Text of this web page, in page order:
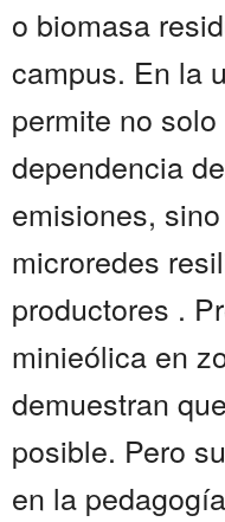
o biomasa
campus. En la
permite no
dependencia
emisiones,
microredes
productores .
minieólica en
demuestran
posible. Pero
en la